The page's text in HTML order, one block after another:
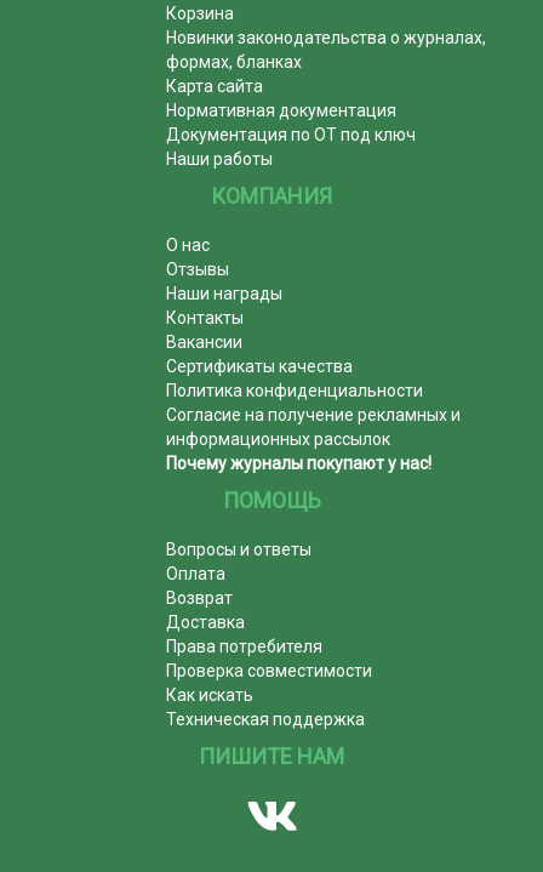
Корзина
Новинки законодательства о журналах,
формах, бланках
Карта сайта
Нормативная документация
Документация по ОТ под ключ
Наши работы
КОМПАНИЯ
О нас
Отзывы
Наши награды
Контакты
Вакансии
Сертификаты качества
Политика конфиденциальности
Согласие на получение рекламных и
информационных рассылок
Почему журналы покупают у нас!
ПОМОЩЬ
Вопросы и ответы
Оплата
Возврат
Доставка
Права потребителя
Проверка совместимости
Как искать
Техническая поддержка
ПИШИТЕ НАМ